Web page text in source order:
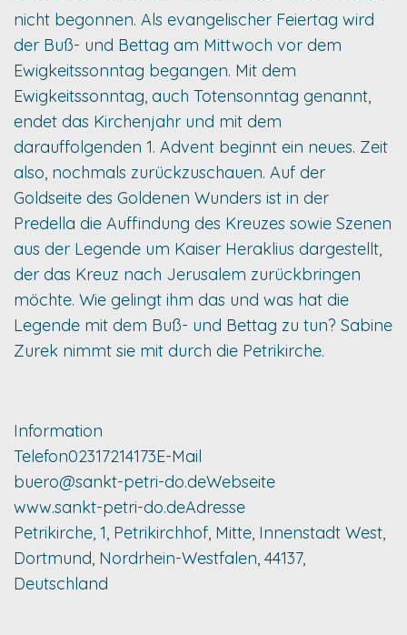
nicht begonnen. Als evangelischer Feiertag wird
der Buß- und Bettag am Mittwoch vor dem
Ewigkeitssonntag begangen. Mit dem
Ewigkeitssonntag, auch Totensonntag genannt,
endet das Kirchenjahr und mit dem
darauffolgenden 1. Advent beginnt ein neues. Zeit
also, nochmals zurückzuschauen. Auf der
Goldseite des Goldenen Wunders ist in der
Predella die Auffindung des Kreuzes sowie Szenen
aus der Legende um Kaiser Heraklius dargestellt,
der das Kreuz nach Jerusalem zurückbringen
möchte. Wie gelingt ihm das und was hat die
Legende mit dem Buß- und Bettag zu tun? Sabine
Zurek nimmt sie mit durch die Petrikirche.
Information
Telefon02317214173E-Mail
buero@sankt-petri-do.deWebseite
www.sankt-petri-do.deAdresse
Petrikirche, 1, Petrikirchhof, Mitte, Innenstadt West,
Dortmund, Nordrhein-Westfalen, 44137,
Deutschland